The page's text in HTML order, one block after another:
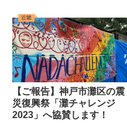
近畿
【ご報告】神戸市灘区の震
災復興祭「灘チャレンジ
2023」へ協賛します！